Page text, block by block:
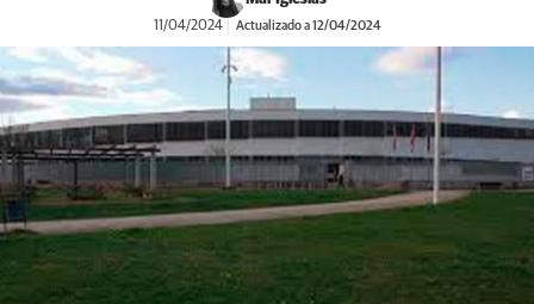
11/04/2024 Actualizado a 12/04/2024